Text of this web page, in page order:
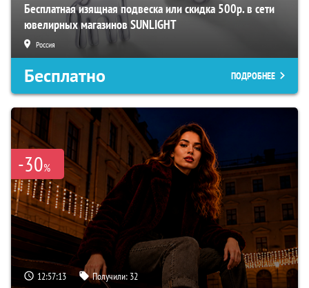
Бесплатная изящная подвеска или скидка 500р. в сети
ювелирных магазинов SUNLIGHT
Россия
Бесплатно ПОДРОБНЕЕ
-30%
12:57:12 Получили: 32